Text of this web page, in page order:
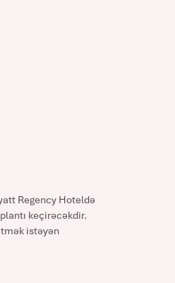
Regency Hoteldə
keçirəcəkdir.
istəyən